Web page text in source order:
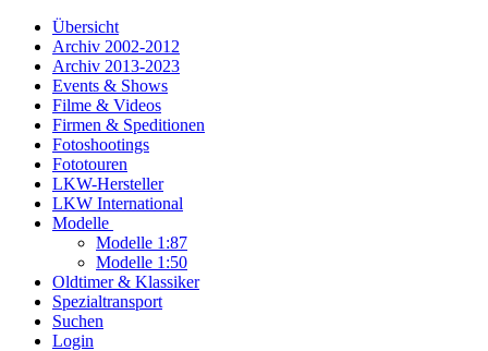
Übersicht
Archiv 2002-2012
Archiv 2013-2023
Events & Shows
Filme & Videos
Firmen & Speditionen
Fotoshootings
Fototouren
LKW-Hersteller
LKW International
Modelle
Modelle 1:87
Modelle 1:50
Oldtimer & Klassiker
Spezialtransport
Suchen
Login